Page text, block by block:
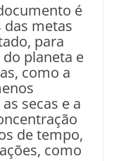
é
das metas
para
planeta e
como a
secas e a
de tempo,
como